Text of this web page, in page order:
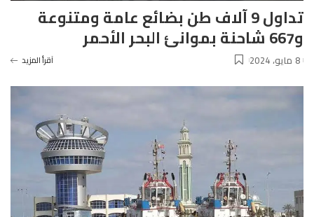
تداول 9 آلاف طن بضائع عامة ومتنوعة
و667 شاحنة بموانئ البحر الأحمر
8 مايو، 2024 آقرأ المزيد